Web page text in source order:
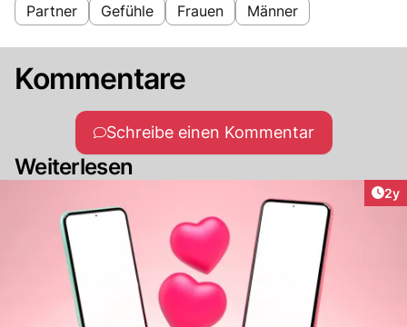
Partner
Gefühle Frauen Männer
Kommentare
Schreibe einen Kommentar
Weiterlesen
2y